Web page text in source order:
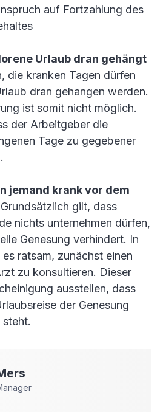
auf Fortzahlung des
Urlaub dran gehängt
die kranken Tagen dürfen
dran gehangen werden.
ist somit nicht möglich.
der Arbeitgeber die
Tage zu gegebener
jemand krank vor dem
Grundsätzlich gilt, dass
nichts unternehmen dürfen,
Genesung verhindert. In
ratsam, zunächst einen
zu konsultieren. Dieser
ausstellen, dass
der Genesung
steht.